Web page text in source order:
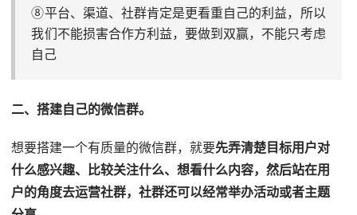
⑧平台、渠道、社群肯定是更看重自己的利益，所以
我们不能损害合作方利益，要做到双赢，不能只考虑
自己
二、搭建自己的微信群。
想要搭建一个有质量的微信群，就要先弄清楚目标用户对
什么感兴趣、比较关注什么、想看什么内容，然后站在用
户的角度去运营社群，社群还可以经常举办活动或者主题